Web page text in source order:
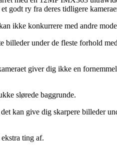
godt ry fra deres tidligere
ikke konkurrere med andre
under de fleste forhold
giver dig ikke en
slørede baggrunde.
kan give dig skarpere billeder
ting af.